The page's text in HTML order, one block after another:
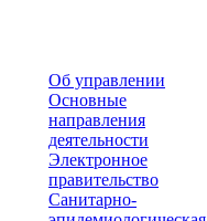
Об управлении
Основные
направления
деятельности
Электронное
правительство
Санитарно-